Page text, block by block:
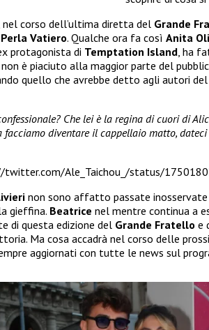
nel corso dell’ultima diretta del Grande
Perla Vatiero. Qualche ora fa così Anita
protagonista di Temptation Island, ha
non è piaciuto alla maggior parte del
quello che avrebbe detto agli autori
Che lei è la regina di cuori di
facciamo diventare il cappellaio matto,
Ale_Taichou_/status/
non sono affatto passate
gieffina. Beatrice nel mentre continua a
di questa edizione del Grande Fratello e
Ma cosa accadrà nel corso delle
aggiornati con tutte le news sul